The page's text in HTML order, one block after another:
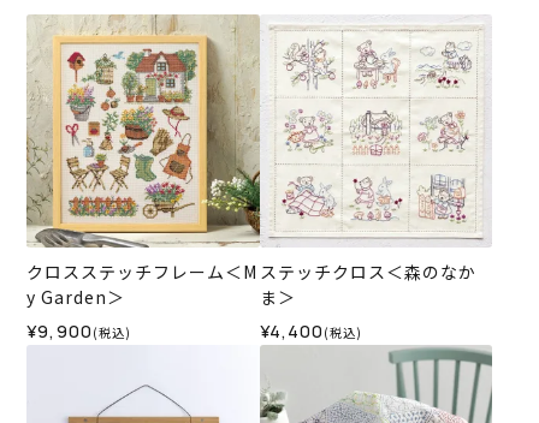
クロスステッチフレーム＜M
y Garden＞
¥9,900 (税込)
ステッチクロス＜森のなか
ま＞
¥4,400 (税込)